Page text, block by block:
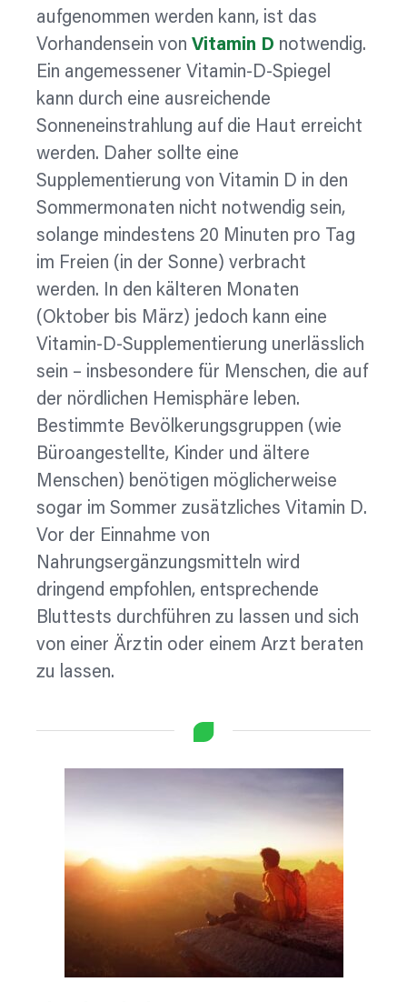
aufgenommen werden kann, ist das
Vorhandensein von Vitamin D notwendig.
Ein angemessener Vitamin-D-Spiegel
kann durch eine ausreichende
Sonneneinstrahlung auf die Haut erreicht
werden. Daher sollte eine
Supplementierung von Vitamin D in den
Sommermonaten nicht notwendig sein,
solange mindestens 20 Minuten pro Tag
im Freien (in der Sonne) verbracht
werden. In den kälteren Monaten
(Oktober bis März) jedoch kann eine
Vitamin-D-Supplementierung unerlässlich
sein – insbesondere für Menschen, die auf
der nördlichen Hemisphäre leben.
Bestimmte Bevölkerungsgruppen (wie
Büroangestellte, Kinder und ältere
Menschen) benötigen möglicherweise
sogar im Sommer zusätzliches Vitamin D.
Vor der Einnahme von
Nahrungsergänzungsmitteln wird
dringend empfohlen, entsprechende
Bluttests durchführen zu lassen und sich
von einer Ärztin oder einem Arzt beraten
zu lassen.